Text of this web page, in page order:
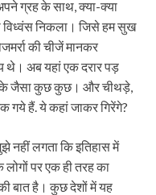
ग्रह के साथ, क्या-क्या
विध्वंस निकला। जिसे हम सुख
की चीजें मानकर
थे। अब यहां एक दरार पड़
के जैसा कुछ कुछ। और चीथड़े,
गये हैं. ये कहां जाकर गिरेंगे?
नहीं लगता कि इतिहास में
लोगों पर एक ही तरह का
बात है। कुछ देशों में यह